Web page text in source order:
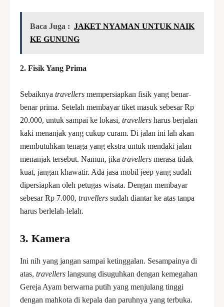
Baca Juga : JAKET NYAMAN UNTUK NAIK
KE GUNUNG
2. Fisik Yang Prima
Sebaiknya travellers mempersiapkan fisik yang benar-
benar prima. Setelah membayar tiket masuk sebesar Rp
20.000, untuk sampai ke lokasi, travellers harus berjalan
kaki menanjak yang cukup curam. Di jalan ini lah akan
membutuhkan tenaga yang ekstra untuk mendaki jalan
menanjak tersebut. Namun, jika travellers merasa tidak
kuat, jangan khawatir. Ada jasa mobil jeep yang sudah
dipersiapkan oleh petugas wisata. Dengan membayar
sebesar Rp 7.000, travellers sudah diantar ke atas tanpa
harus berlelah-lelah.
3. Kamera
Ini nih yang jangan sampai ketinggalan. Sesampainya di
atas, travellers langsung disuguhkan dengan kemegahan
Gereja Ayam berwarna putih yang menjulang tinggi
dengan mahkota di kepala dan paruhnya yang terbuka.